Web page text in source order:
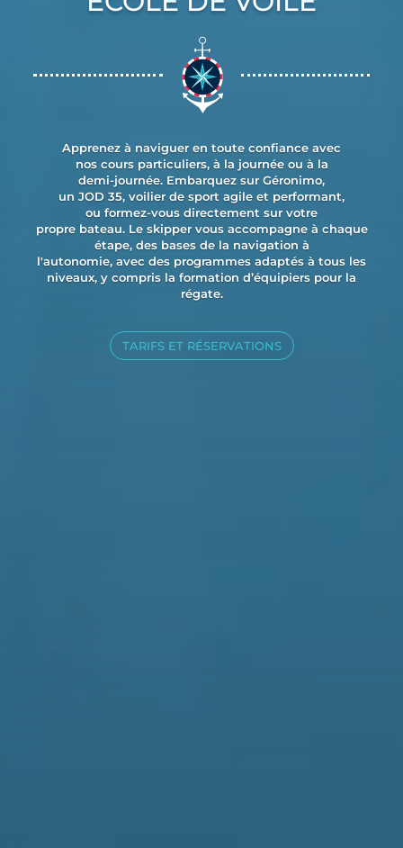
Apprenez à naviguer en toute confiance avec
nos cours particuliers, à la journée ou à la
demi-journée. Embarquez sur Géronimo,
un JOD 35, voilier de sport agile et performant,
ou formez-vous directement sur votre
propre bateau. Le skipper vous accompagne à chaque
étape, des bases de la navigation à
l'autonomie, avec des programmes adaptés à tous les
niveaux, y compris la formation d’équipiers pour la
régate.
TARIFS ET RÉSERVATIONS